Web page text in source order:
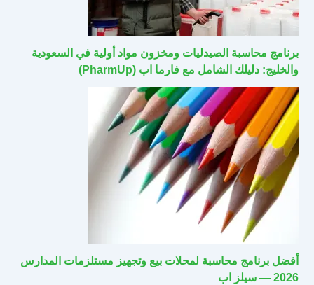
برنامج محاسبة الصيدليات ومخزون مواد أولية في السعودية
والخليج: دليلك الشامل مع فارما اب (PharmUp)
أفضل برنامج محاسبة لمحلات بيع وتجهيز مستلزمات المدارس
2026 — سيلز اب